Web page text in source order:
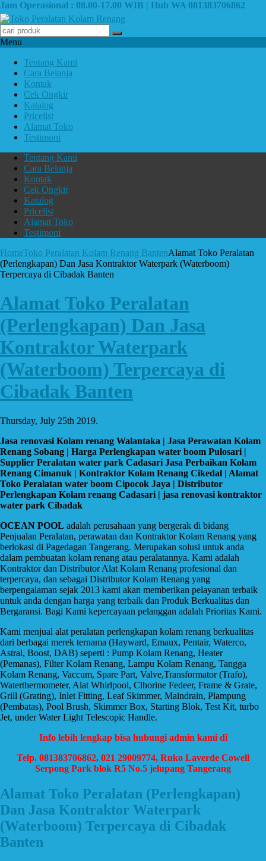
Jam Operasional : 08.00-17.00 WIB | Hub WA 081383706862
Menu
Tentang Kami
Cara Belanja
Kontak
Cek Ongkir
Katalog
Pricelist
Alamat Toko
Testimoni
Tentang Kami
Cara Belanja
Kontak
Cek Ongkir
Katalog
Pricelist
Alamat Toko
Testimoni
HomeToko Peralatan Kolam Renang BantenAlamat Toko Peralatan
(Perlengkapan) Dan Jasa Kontraktor Waterpark (Waterboom)
Terpercaya di Cibadak Banten
Alamat Toko Peralatan
(Perlengkapan) Dan Jasa
Kontraktor Waterpark
(Waterboom) Terpercaya di
Cibadak Banten
Thursday, July 25th 2019.
Jasa renovasi Kolam renang Walantaka | Jasa Perawatan Kolam
Renang Sobang | Harga Perlengkapan water boom Pulosari |
Supplier Peralatan water park Cadasari Jasa Perbaikan Kolam
Renang Cimanuk | Kontraktor Kolam Renang Cikedal | Alamat
Toko Peralatan water boom Cipocok Jaya | Distributor
Perlengkapan Kolam renang Cadasari | jasa renovasi kontraktor
water park Cibadak
OCEAN POOL adalah perusahaan yang bergerak di bidang
Penjualan Peralatan, perawatan dan Kontraktor Kolam Renang yang
berlokasi di Pagedagan Tangerang. Merupakan solusi untuk anda
dalam pembuatan kolam renang atau peralatannya. Kami adalah
Kontraktor dan Distributor Alat Kolam Renang profesional dan
terpercaya, dan sebagai Distributor Kolam Renang yang
berpengalaman sejak 2013 kami akan memberikan pelayanan terbaik
untuk anda dengan harga yang terbaik dan Produk Berkualitas dan
Bergaransi. Bagi Kami kepercayaan pelanggan adalah Prioritas Kami.
Kami menjual alat peralatan perlengkapan kolam renang berkualitas
dari berbagai merek ternama (Hayward, Emaux, Pentair, Waterco,
Astral, Boost, DAB) seperti : Pump Kolam Renang, Heater
(Pemanas), Filter Kolam Renang, Lampu Kolam Renang, Tangga
Kolam Renang, Vaccum, Spare Part, Valve,Transformator (Trafo),
Waterthermometer, Alat Whirlpool, Clhorine Fedeer, Frame & Grate,
Grill (Grating), Inlet Fitting, Leaf Skimmer, Maindrain, Plampung
(Pembatas), Pool Brush, Skimmer Box, Starting Blok, Test Kit, turbo
Jet, under Water Light Telescopic Handle.
Info lebih lengkap bisa hubungi admin kami di
Telp. 081383706862, 021 29009774, Ruko Laverde Cowell
Serpong Park blok R5 No.5 jelupang Tangerang
Alamat Toko Peralatan (Perlengkapan)
Dan Jasa Kontraktor Waterpark
(Waterboom) Terpercaya di Cibadak
Banten